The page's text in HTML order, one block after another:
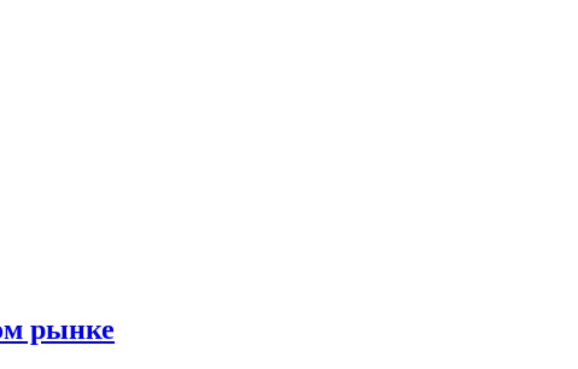
рынке